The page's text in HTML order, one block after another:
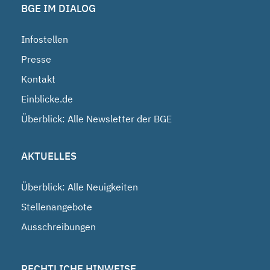
BGE IM DIALOG
Infostellen
Presse
Kontakt
Einblicke.de
Überblick: Alle Newsletter der BGE
AKTUELLES
Überblick: Alle Neuigkeiten
Stellenangebote
Ausschreibungen